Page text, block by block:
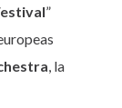
”
, la